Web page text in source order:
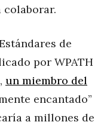
colaborar.
de
por WPATH
un miembro del
encantado”
a millones de